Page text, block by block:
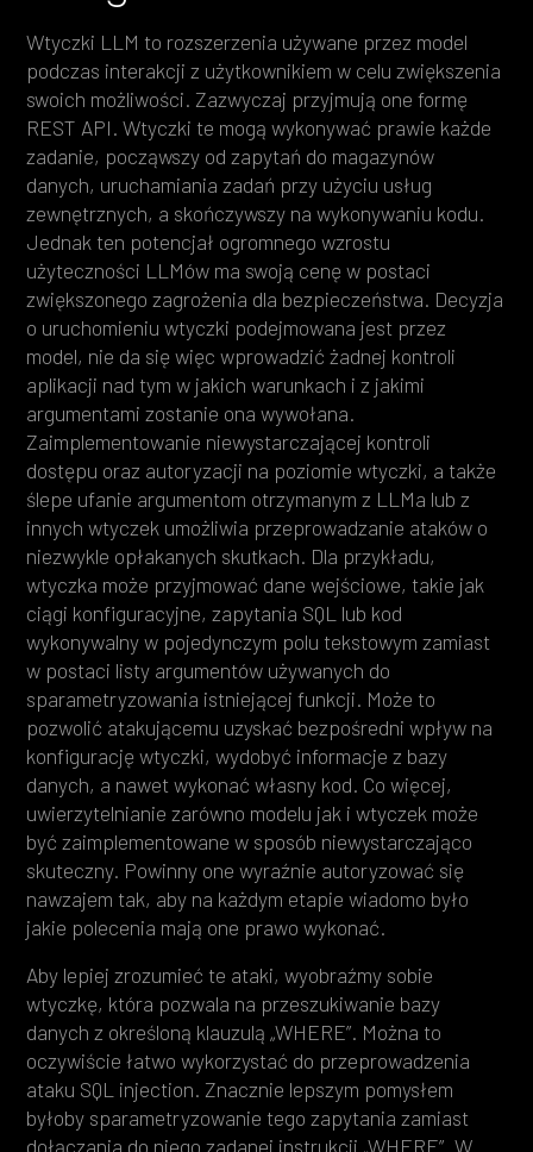
Wtyczki LLM to rozszerzenia używane przez model
podczas interakcji z użytkownikiem w celu zwiększenia
swoich możliwości. Zazwyczaj przyjmują one formę
REST API. Wtyczki te mogą wykonywać prawie każde
zadanie, począwszy od zapytań do magazynów
danych, uruchamiania zadań przy użyciu usług
zewnętrznych, a skończywszy na wykonywaniu kodu.
Jednak ten potencjał ogromnego wzrostu
użyteczności LLMów ma swoją cenę w postaci
zwiększonego zagrożenia dla bezpieczeństwa. Decyzja
o uruchomieniu wtyczki podejmowana jest przez
model, nie da się więc wprowadzić żadnej kontroli
aplikacji nad tym w jakich warunkach i z jakimi
argumentami zostanie ona wywołana.
Zaimplementowanie niewystarczającej kontroli
dostępu oraz autoryzacji na poziomie wtyczki, a także
ślepe ufanie argumentom otrzymanym z LLMa lub z
innych wtyczek umożliwia przeprowadzanie ataków o
niezwykle opłakanych skutkach. Dla przykładu,
wtyczka może przyjmować dane wejściowe, takie jak
ciągi konfiguracyjne, zapytania SQL lub kod
wykonywalny w pojedynczym polu tekstowym zamiast
w postaci listy argumentów używanych do
sparametryzowania istniejącej funkcji. Może to
pozwolić atakującemu uzyskać bezpośredni wpływ na
konfigurację wtyczki, wydobyć informacje z bazy
danych, a nawet wykonać własny kod. Co więcej,
uwierzytelnianie zarówno modelu jak i wtyczek może
być zaimplementowane w sposób niewystarczająco
skuteczny. Powinny one wyraźnie autoryzować się
nawzajem tak, aby na każdym etapie wiadomo było
jakie polecenia mają one prawo wykonać.
Aby lepiej zrozumieć te ataki, wyobraźmy sobie
wtyczkę, która pozwala na przeszukiwanie bazy
danych z określoną klauzulą „WHERE”. Można to
oczywiście łatwo wykorzystać do przeprowadzenia
ataku SQL injection. Znacznie lepszym pomysłem
byłoby sparametryzowanie tego zapytania zamiast
dołączania do niego zadanej instrukcji „WHERE”. W